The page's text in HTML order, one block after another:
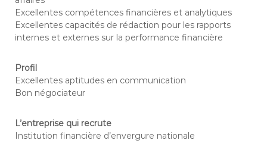
Excellentes compétences financières et analytiques
Excellentes capacités de rédaction pour les rapports
internes et externes sur la performance financière
Profil
Excellentes aptitudes en communication
Bon négociateur
L’entreprise qui recrute
Institution financière d’envergure nationale